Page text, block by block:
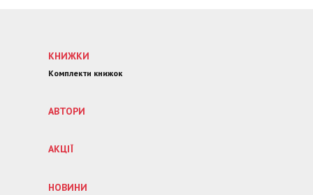
КНИЖКИ
Комплекти книжок
АВТОРИ
АКЦІЇ
НОВИНИ